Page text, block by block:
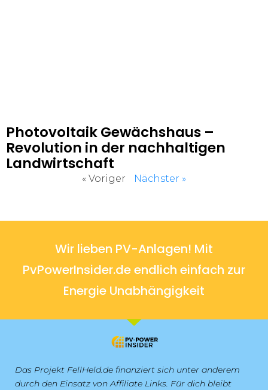
Photovoltaik Gewächshaus –
Revolution in der nachhaltigen
Landwirtschaft
« Voriger Nächster »
Wir lieben PV-Anlagen! Mit
PvPowerInsider.de endlich einfach zur
Energie Unabhängigkeit
Das Projekt FellHeld.de finanziert sich unter anderem
durch den Einsatz von Affiliate Links. Für dich bleibt